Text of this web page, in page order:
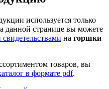
используется только
данной странице вы можете
на горшки
товаров, вы
в формате pdf.